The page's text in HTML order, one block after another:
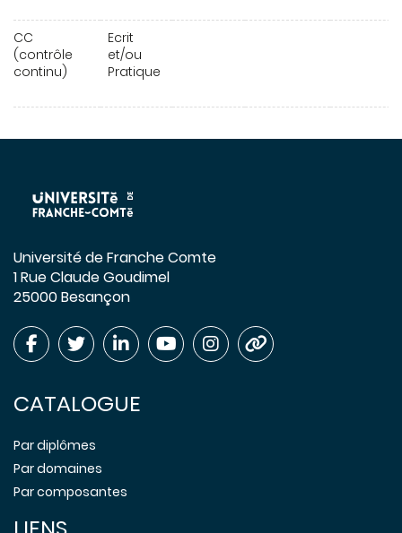
CC
(contrôle
continu)
Ecrit
et/ou
Pratique
Université de Franche Comte
1 Rue Claude Goudimel
25000 Besançon
CATALOGUE
Par diplômes
Par domaines
Par composantes